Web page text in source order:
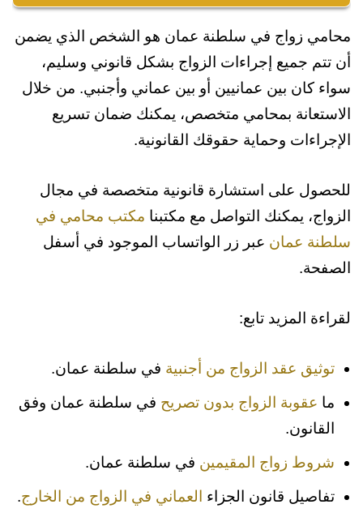
الخدمة المطلوبة، ويمكن تحديدها بناءً على الاتفاق
مع المحامي.
محامي زواج في سلطنة عمان هو الشخص الذي يضمن
أن تتم جميع إجراءات الزواج بشكل قانوني وسليم،
سواء كان بين عمانيين أو بين عماني وأجنبي. من خلال
الاستعانة بمحامي متخصص، يمكنك ضمان تسريع
الإجراءات وحماية حقوقك القانونية.
للحصول على استشارة قانونية متخصصة في مجال
الزواج، يمكنك التواصل مع مكتبنا مكتب محامي في
سلطنة عمان عبر زر الواتساب الموجود في أسفل
الصفحة.
لقراءة المزيد تابع:
توثيق عقد الزواج من أجنبية في سلطنة عمان.
ما عقوبة الزواج بدون تصريح في سلطنة عمان وفق
القانون.
شروط زواج المقيمين في سلطنة عمان.
تفاصيل قانون الجزاء العماني في الزواج من الخارج.